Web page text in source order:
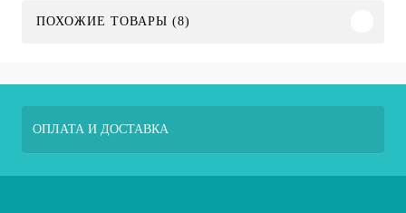
ПОХОЖИЕ ТОВАРЫ (8)
ОПЛАТА И ДОСТАВКА